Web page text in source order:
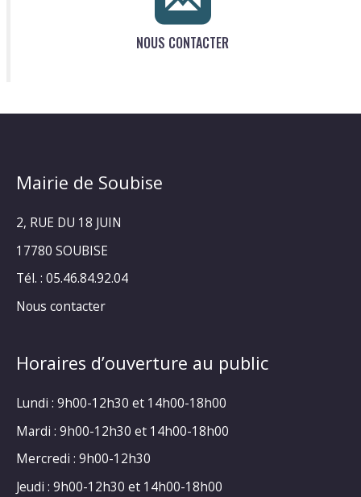
NOUS CONTACTER
Mairie de Soubise
2, RUE DU 18 JUIN
17780 SOUBISE
Tél. : 05.46.84.92.04
Nous contacter
Horaires d’ouverture au public
Lundi : 9h00-12h30 et 14h00-18h00
Mardi : 9h00-12h30 et 14h00-18h00
Mercredi : 9h00-12h30
Jeudi : 9h00-12h30 et 14h00-18h00